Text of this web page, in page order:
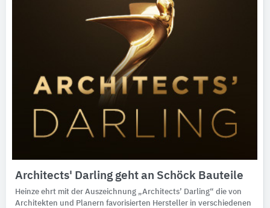
Architects' Darling geht an Schöck Bauteile
Heinze ehrt mit der Auszeichnung „Architects’ Darling“ die von
Architekten und Planern favorisierten Hersteller in verschiedenen